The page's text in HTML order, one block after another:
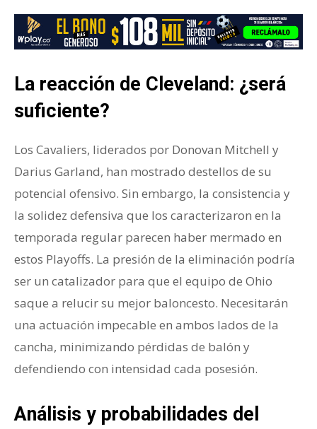
La reacción de Cleveland: ¿será
suficiente?
Los Cavaliers, liderados por Donovan Mitchell y
Darius Garland, han mostrado destellos de su
potencial ofensivo. Sin embargo, la consistencia y
la solidez defensiva que los caracterizaron en la
temporada regular parecen haber mermado en
estos Playoffs. La presión de la eliminación podría
ser un catalizador para que el equipo de Ohio
saque a relucir su mejor baloncesto. Necesitarán
una actuación impecable en ambos lados de la
cancha, minimizando pérdidas de balón y
defendiendo con intensidad cada posesión.
Análisis y probabilidades del